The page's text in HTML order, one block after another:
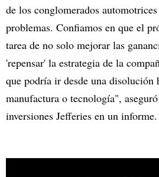
de los conglomerados
problemas. Confiamos en que el
tarea de no solo mejorar las
'repensar' la estrategia de la
que podría ir desde una disolución
manufactura o tecnología",
inversiones Jefferies en un informe.